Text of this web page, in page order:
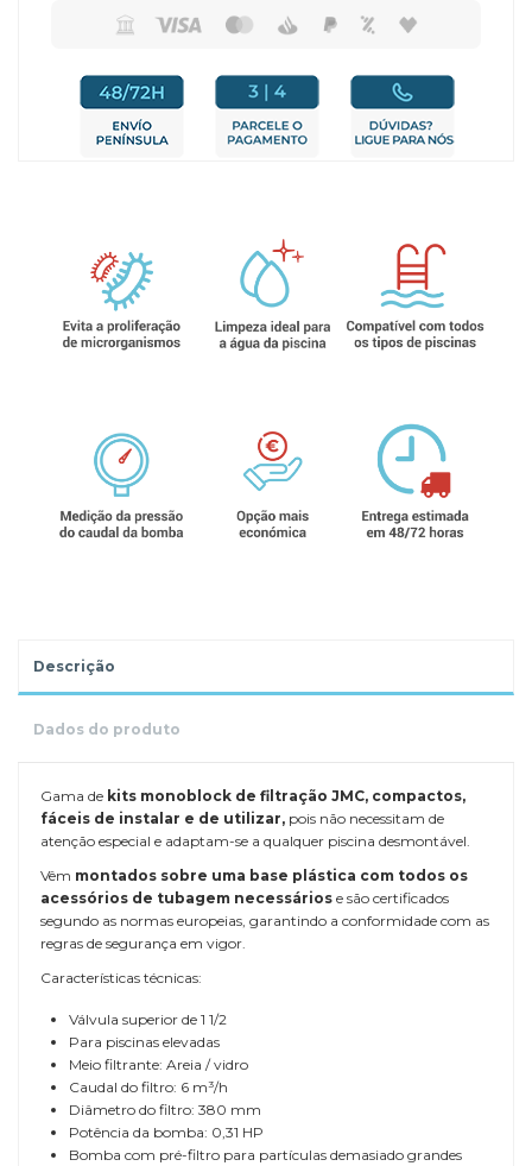
Descrição
Dados do produto
Gama de kits monoblock de filtração JMC, compactos,
fáceis de instalar e de utilizar, pois não necessitam de
atenção especial e adaptam-se a qualquer piscina desmontável.
Vêm montados sobre uma base plástica com todos os
acessórios de tubagem necessários e são certificados
segundo as normas europeias, garantindo a conformidade com as
regras de segurança em vigor.
Características técnicas:
Válvula superior de 1 1/2
Para piscinas elevadas
Meio filtrante: Areia / vidro
Caudal do filtro: 6 m³/h
Diâmetro do filtro: 380 mm
Potência da bomba: 0,31 HP
Bomba com pré-filtro para partículas demasiado grandes